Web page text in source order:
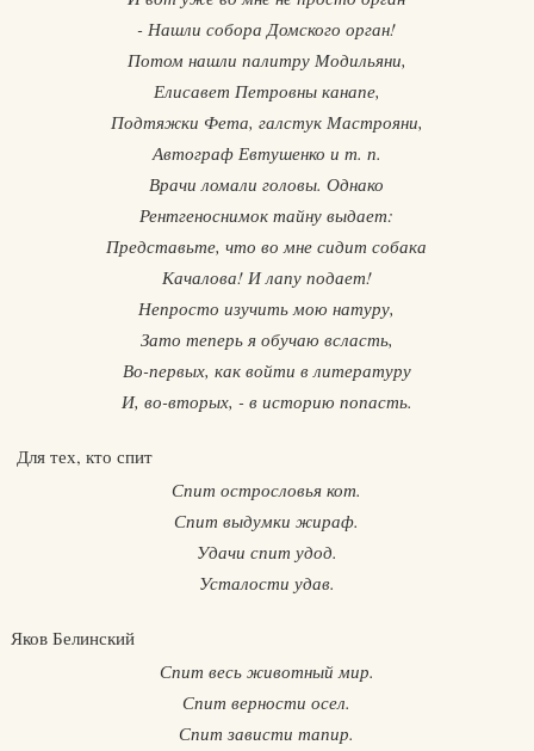
- Нашли собора Домского орган!
Потом нашли палитру Модильяни,
Елисавет Петровны канапе,
Подтяжки Фета, галстук Мастрояни,
Автограф Евтушенко и т. п.
Врачи ломали головы. Однако
Рентгеноснимок тайну выдает:
Представьте, что во мне сидит собака
Качалова! И лапу подает!
Непросто изучить мою натуру,
Зато теперь я обучаю всласть,
Во-первых, как войти в литературу
И, во-вторых, - в историю попасть.
Для тех, кто спит
Спит острословья кот.
Спит выдумки жираф.
Удачи спит удод.
Усталости удав.
Яков Белинский
Спит весь животный мир.
Спит верности осел.
Спит зависти тапир.